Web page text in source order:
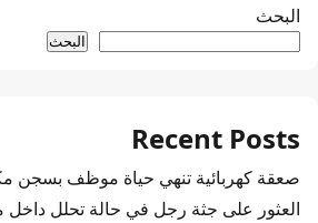
البحث
البحث
Recent Posts
صعقة كهربائية تنهي حياة موظف بسجن
العثور على جثة رجل في حالة تحلل داخل